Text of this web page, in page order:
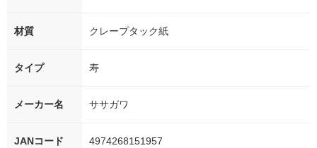
材質 クレープタック紙
タイプ 寿
メーカー名 ササガワ
JANコード 4974268151957